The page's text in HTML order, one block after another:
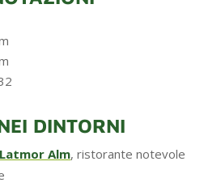
DINTORNI
Latmor Alm, ristorante notevole